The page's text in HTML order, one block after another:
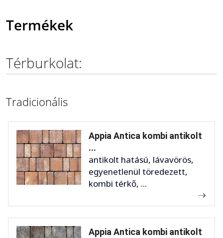
Termékek
Térburkolat:
Tradicionális
Appia Antica kombi antikolt
...
antikolt hatású, lávavörös,
egyenetlenül töredezett,
kombi térkő, ...
Appia Antica kombi antikolt